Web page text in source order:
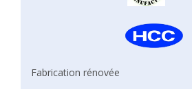
Fabrication rénovée